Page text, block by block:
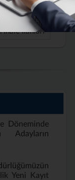
İhale İlanları
Döneminde
Adayların
Yeni Kayıt